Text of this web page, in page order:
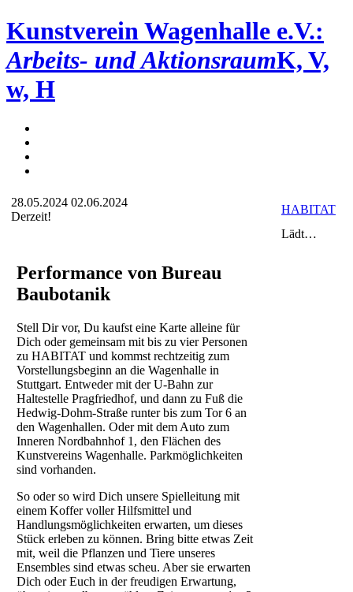
Kunstverein Wagenhalle e.V.:
Arbeits- und AktionsraumK, V,
w, H
28.05.2024 02.06.2024
Derzeit!
HABITAT
Lädt…
Performance von Bureau
Baubotanik
Stell Dir vor, Du kaufst eine Karte alleine für
Dich oder gemeinsam mit bis zu vier Personen
zu HABITAT und kommst rechtzeitig zum
Vorstellungsbeginn an die Wagenhalle in
Stuttgart. Entweder mit der U-Bahn zur
Haltestelle Pragfriedhof, und dann zu Fuß die
Hedwig-Dohm-Straße runter bis zum Tor 6 an
den Wagenhallen. Oder mit dem Auto zum
Inneren Nordbahnhof 1, den Flächen des
Kunstvereins Wagenhalle. Parkmöglichkeiten
sind vorhanden.
So oder so wird Dich unsere Spielleitung mit
einem Koffer voller Hilfsmittel und
Handlungsmöglichkeiten erwarten, um dieses
Stück erleben zu können. Bring bitte etwas Zeit
mit, weil die Pflanzen und Tiere unseres
Ensembles sind etwas scheu. Aber sie erwarten
Dich oder Euch in der freudigen Erwartung,